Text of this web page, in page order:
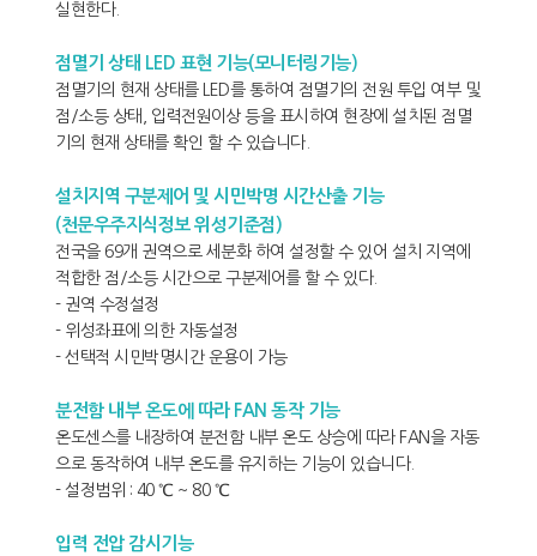
실현한다.
점멸기 상태 LED 표현 기능(모니터링기능)
점멸기의 현재 상태를 LED를 통하여 점멸기의 전원 투입 여부 및
점/소등 상태, 입력전원이상 등을 표시하여 현장에 설치된 점멸
기의 현재 상태를 확인 할 수 있습니다.
설치지역 구분제어 및 시민박명 시간산출 기능
(천문우주지식정보 위성기준점)
전국을 69개 권역으로 세분화 하여 설정할 수 있어 설치 지역에
적합한 점/소등 시간으로 구분제어를 할 수 있다.
- 권역 수정설정
- 위성좌표에 의한 자동설정
- 선택적 시민박명시간 운용이 가능
분전함 내부 온도에 따라 FAN 동작 기능
온도센스를 내장하여 분전함 내부 온도 상승에 따라 FAN을 자동
으로 동작하여 내부 온도를 유지하는 기능이 있습니다.
- 설정범위 : 40 ℃ ~ 80 ℃
입력 전압 감시기능